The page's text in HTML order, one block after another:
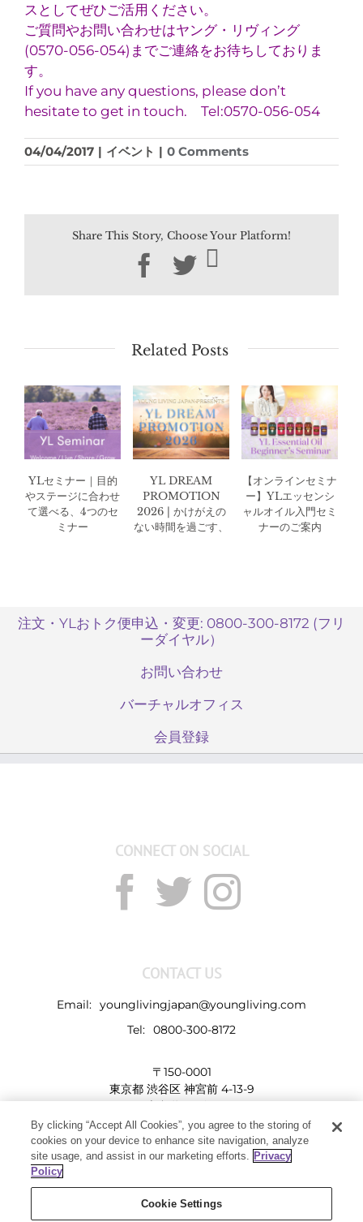
スとしてぜひご活用ください。
ご質問やお問い合わせはヤング・リヴィング
(0570-056-054)までご連絡をお待ちしておりま
す。
If you have any questions, please don’t
hesitate to get in touch. Tel:0570-056-054
04/04/2017 | イベント | 0 Comments
Share This Story, Choose Your Platform!
Facebook
Twitter
Related Posts
YLセミナー｜目的
やステージに合わせ
て選べる、4つのセ
ミナー
YL DREAM
PROMOTION
2026 | かけがえの
ない時間を過ごす、
【オンラインセミナ
ー】YLエッセンシ
ャルオイル入門セミ
ナーのご案内
注文・YLおトク便申込・変更: 0800-300-8172 (フリ
ーダイヤル）
お問い合わせ
バーチャルオフィス
会員登録
CONNECT ON SOCIAL
CONTACT US
Email: younglivingjapan@youngliving.com
Tel: 0800-300-8172
〒150-0001
東京都 渋谷区 神宮前 4-13-9
表参道LHビル
By clicking “Accept All Cookies”, you agree to the storing of
cookies on your device to enhance site navigation, analyze
site usage, and assist in our marketing efforts. Privacy
Policy
Cookie Settings